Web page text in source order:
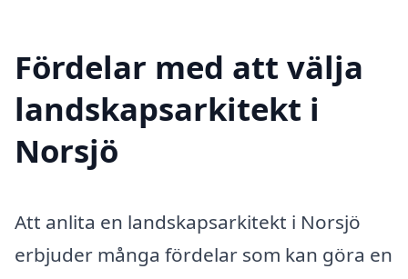
Fördelar med att välja
landskapsarkitekt i
Norsjö
Att anlita en landskapsarkitekt i Norsjö
erbjuder många fördelar som kan göra en